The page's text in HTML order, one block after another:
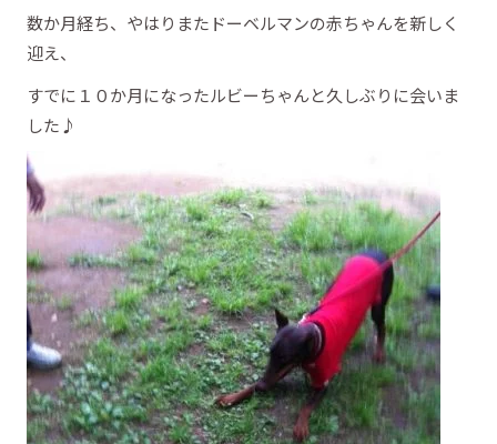
数か月経ち、やはりまたドーベルマンの赤ちゃんを新しく
迎え、
すでに１０か月になったルビーちゃんと久しぶりに会いま
した♪